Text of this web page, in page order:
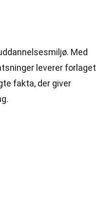
Med
leverer forlaget
fakta, der giver